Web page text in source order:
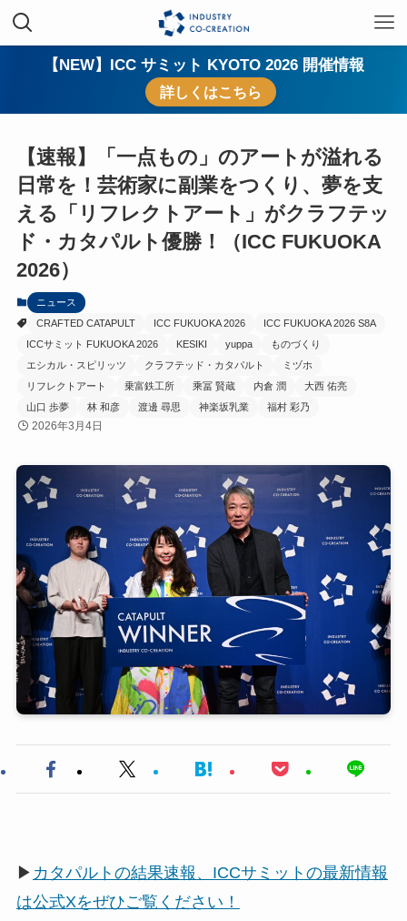
【NEW】ICC サミット KYOTO 2026 開催情報
詳しくはこちら
【速報】「一点もの」のアートが溢れる
日常を！芸術家に副業をつくり、夢を支
える「リフレクトアート」がクラフテッ
ド・カタパルト優勝！（ICC FUKUOKA
2026）
ニュース
CRAFTED CATAPULT
ICC FUKUOKA 2026
ICC FUKUOKA 2026 S8A
ICCサミット FUKUOKA 2026
KESIKI yuppa
ものづくり
エシカル・スピリッツ
クラフテッド・カタパルト
ミヅホ
リフレクトアート
乗富鉄工所 乘冨 賢蔵 内倉 潤
大西 佑亮
山口 歩夢
林 和彦 渡邊 尋思 神楽坂乳業 福村 彩乃
2026年3月4日
▶ カタパルトの結果速報、ICCサミットの最新情報
は公式Xをぜひご覧ください！